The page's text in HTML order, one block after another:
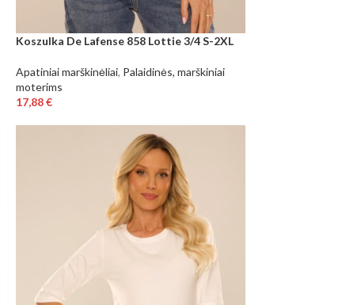
Koszulka De Lafense 858 Lottie 3/4 S-2XL
Apatiniai marškinėliai, Palaidinės, marškiniai
moterims
17,88€